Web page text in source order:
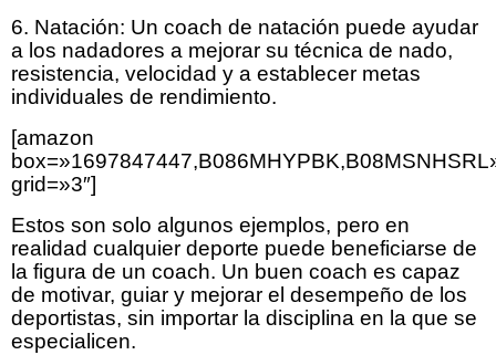
6. Natación: Un coach de natación puede ayudar
a los nadadores a mejorar su técnica de nado,
resistencia, velocidad y a establecer metas
individuales de rendimiento.
[amazon
grid=»3″]
Estos son solo algunos ejemplos, pero en
realidad cualquier deporte puede beneficiarse de
la figura de un coach. Un buen coach es capaz
de motivar, guiar y mejorar el desempeño de los
deportistas, sin importar la disciplina en la que se
especialicen.